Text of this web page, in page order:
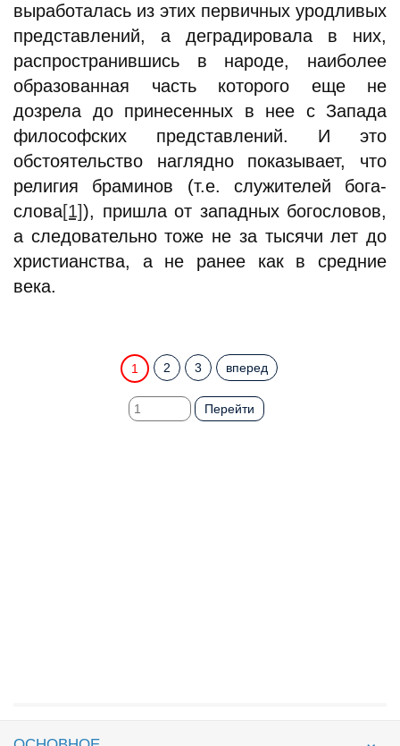
выработалась из этих первичных уродливых
представлений, а деградировала в них,
распространившись в народе, наиболее
образованная часть которого еще не
дозрела до принесенных в нее с Запада
философских представлений. И это
обстоятельство наглядно показывает, что
религия браминов (т.е. служителей бога-
слова[1]), пришла от западных богословов,
а следовательно тоже не за тысячи лет до
христианства, а не ранее как в средние
века.
1 2 3 вперед
Перейти